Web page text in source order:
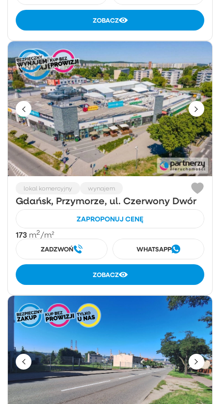
ZOBACZ
lokal komercyjny wynajem
Gdańsk, Przymorze, ul. Czerwony Dwór
ZAPROPONUJ CENĘ
173 m2/m²
ZADZWOŃ WHATSAPP
ZOBACZ